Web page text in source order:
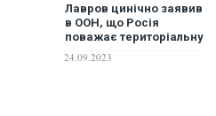
Лавров цинічно заявив
в ООН, що Росія
поважає територіальну
24.09.2023